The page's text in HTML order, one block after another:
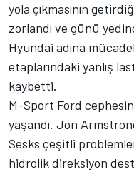
yola çıkmasının
zorlandı ve günü
Hyundai adına
etaplarındaki yanlış
kaybetti.
M-Sport Ford
yaşandı. Jon
Sesks çeşitli
hidrolik direksiyon